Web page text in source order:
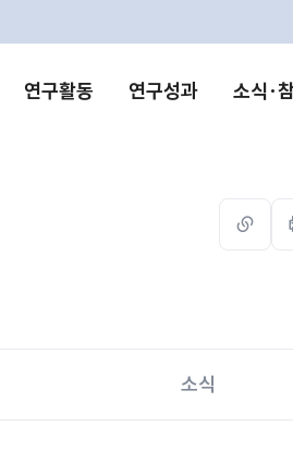
연구활동 연구성과 소식·
url
소식